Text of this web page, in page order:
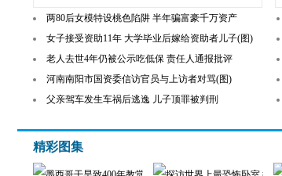
两80后女模特设桃色陷阱 半年骗富豪千万资产
女子接受资助11年 大学毕业后嫁给资助者儿子(图)
老人去世4年仍被公示吃低保 责任人通报批评
河南南阳市国资委信访官员与上访者对骂(图)
父亲驾车发生车祸后逃逸 儿子顶罪被判刑
精彩图集